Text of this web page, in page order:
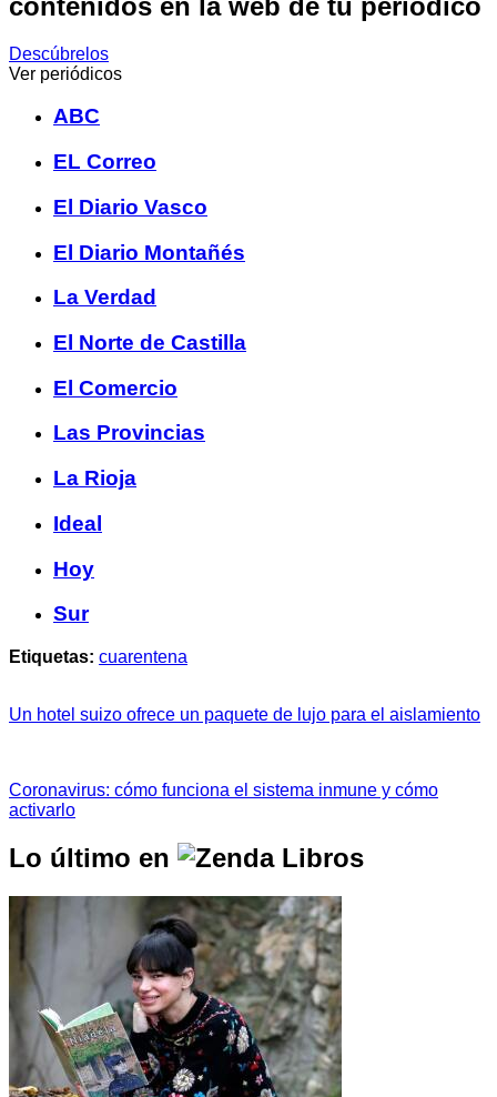
Descúbrelos
Ver periódicos
ABC
EL Correo
El Diario Vasco
El Diario Montañés
La Verdad
El Norte de Castilla
El Comercio
Las Provincias
La Rioja
Ideal
Hoy
Sur
Etiquetas: cuarentena
Un hotel suizo ofrece un paquete de lujo para el aislamiento
Coronavirus: cómo funciona el sistema inmune y cómo
activarlo
Lo último en